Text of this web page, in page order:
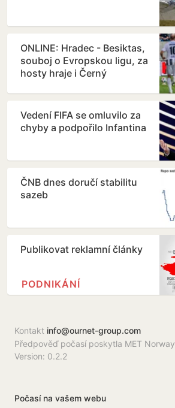
ONLINE: Hradec - Besiktas,
souboj o Evropskou ligu, za
hosty hraje i Černý
Vedení FIFA se omluvilo za
chyby a podpořilo Infantina
ČNB dnes doručí stabilitu
sazeb
Publikovat reklamní články
PODNIKÁNÍ
Kontakt info@ournet-group.com
Předpověď počasí poskytla MET Norway
Version: 0.2.2
Počasí na vašem webu